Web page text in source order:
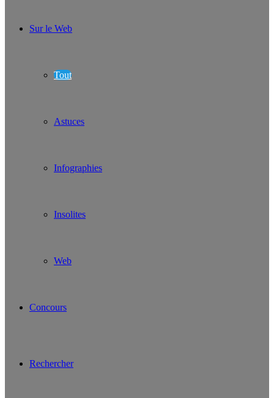
Sur le Web
Tout
Astuces
Infographies
Insolites
Web
Concours
Rechercher